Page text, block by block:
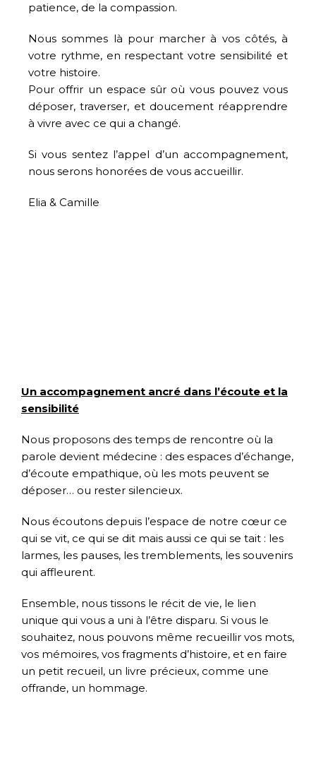
patience, de la compassion.
Nous sommes là pour marcher à vos côtés, à
votre rythme, en respectant votre sensibilité et
votre histoire.
Pour offrir un espace sûr où vous pouvez vous
déposer, traverser, et doucement réapprendre
à vivre avec ce qui a changé.
Si vous sentez l’appel d’un accompagnement,
nous serons honorées de vous accueillir.
Elia & Camille
Un accompagnement ancré dans l’écoute et la
sensibilité
Nous proposons des temps de rencontre où la
parole devient médecine : des espaces d’échange,
d’écoute empathique, où les mots peuvent se
déposer… ou rester silencieux.
Nous écoutons depuis l’espace de notre cœur ce
qui se vit, ce qui se dit mais aussi ce qui se tait : les
larmes, les pauses, les tremblements, les souvenirs
qui affleurent.
Ensemble, nous tissons le récit de vie, le lien
unique qui vous a uni à l’être disparu. Si vous le
souhaitez, nous pouvons même recueillir vos mots,
vos mémoires, vos fragments d’histoire, et en faire
un petit recueil, un livre précieux, comme une
offrande, un hommage.